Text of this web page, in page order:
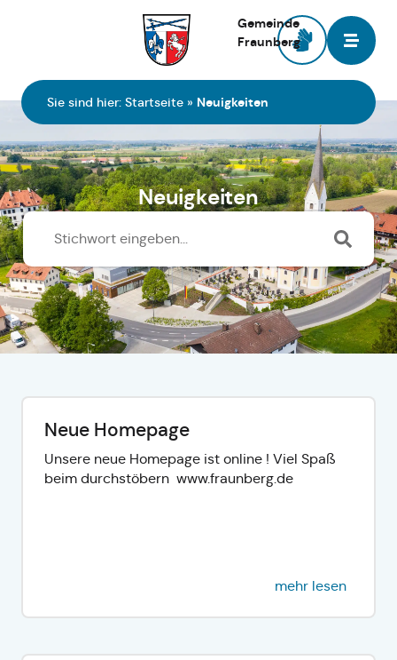
Gemeinde
Fraunberg
Sie sind hier: Startseite » Neuigkeiten
Neuigkeiten
Neue Homepage
Unsere neue Homepage ist online ! Viel Spaß
beim durchstöbern www.fraunberg.de
mehr lesen